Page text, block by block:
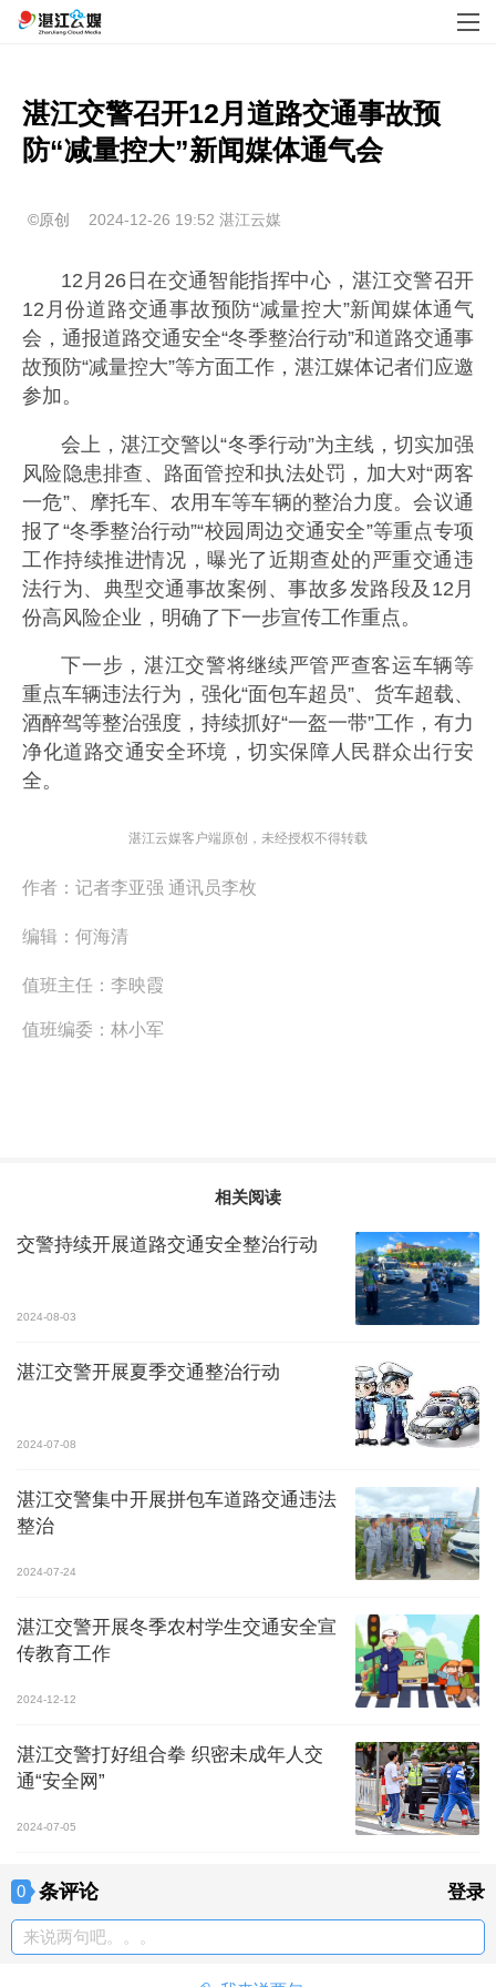
湛江交警召开12月道路交通事故预
防“减量控大”新闻媒体通气会
©原创 2024-12-26 19:52 湛江云媒
12月26日在交通智能指挥中心，湛江交警召开
12月份道路交通事故预防“减量控大”新闻媒体通气
会，通报道路交通安全“冬季整治行动”和道路交通事
故预防“减量控大”等方面工作，湛江媒体记者们应邀
参加。
会上，湛江交警以“冬季行动”为主线，切实加强
风险隐患排查、路面管控和执法处罚，加大对“两客
一危”、摩托车、农用车等车辆的整治力度。会议通
报了“冬季整治行动”“校园周边交通安全”等重点专项
工作持续推进情况，曝光了近期查处的严重交通违
法行为、典型交通事故案例、事故多发路段及12月
份高风险企业，明确了下一步宣传工作重点。
下一步，湛江交警将继续严管严查客运车辆等
重点车辆违法行为，强化“面包车超员”、货车超载、
酒醉驾等整治强度，持续抓好“一盔一带”工作，有力
净化道路交通安全环境，切实保障人民群众出行安
全。
湛江云媒客户端原创，未经授权不得转载
作者： 记者李亚强 通讯员李枚
编辑： 何海清
值班主任： 李映霞
值班编委： 林小军
相关阅读
交警持续开展道路交通安全整治行动
2024-08-03
湛江交警开展夏季交通整治行动
2024-07-08
湛江交警集中开展拼包车道路交通违法
整治
2024-07-24
湛江交警开展冬季农村学生交通安全宣
传教育工作
2024-12-12
湛江交警打好组合拳 织密未成年人交
通“安全网”
2024-07-05
0 条评论 登录
来说两句吧。。。